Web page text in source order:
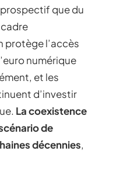
que du
protège l’accès
numérique
et les
d’investir
La coexistence
de
décennies,